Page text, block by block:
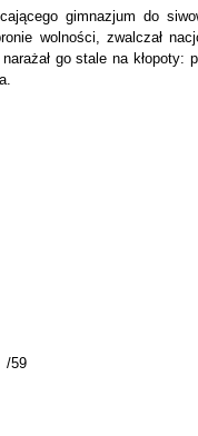
gimnazjum do
wolności, zwalczał
go stale na kłopoty:
/59